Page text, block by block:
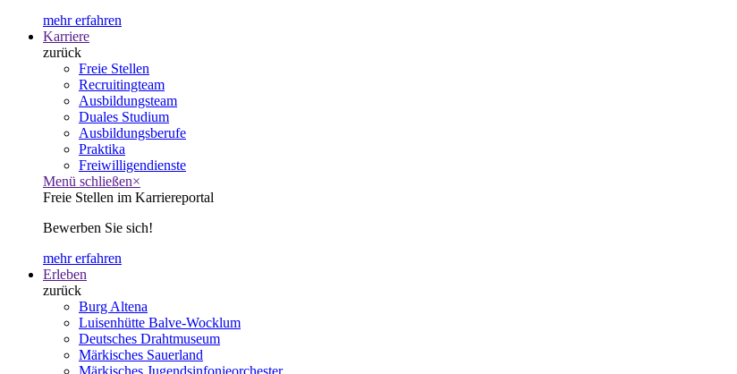
mehr erfahren
Karriere
zurück
Freie Stellen
Recruitingteam
Ausbildungsteam
Duales Studium
Ausbildungsberufe
Praktika
Freiwilligendienste
Menü schließen×
Freie Stellen im Karriereportal
Bewerben Sie sich!
mehr erfahren
Erleben
zurück
Burg Altena
Luisenhütte Balve-Wocklum
Deutsches Drahtmuseum
Märkisches Sauerland
Märkisches Jugendsinfonieorchester